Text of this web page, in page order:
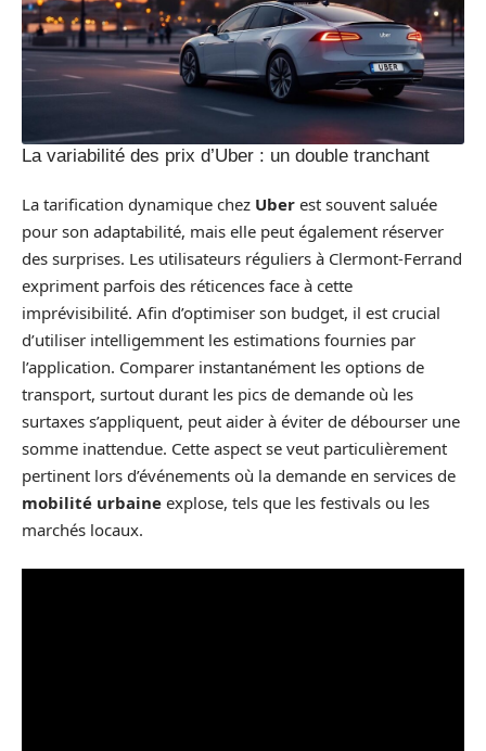
La variabilité des prix d’Uber : un double tranchant
La tarification dynamique chez Uber est souvent saluée
pour son adaptabilité, mais elle peut également réserver
des surprises. Les utilisateurs réguliers à Clermont-Ferrand
expriment parfois des réticences face à cette
imprévisibilité. Afin d’optimiser son budget, il est crucial
d’utiliser intelligemment les estimations fournies par
l’application. Comparer instantanément les options de
transport, surtout durant les pics de demande où les
surtaxes s’appliquent, peut aider à éviter de débourser une
somme inattendue. Cette aspect se veut particulièrement
pertinent lors d’événements où la demande en services de
mobilité urbaine explose, tels que les festivals ou les
marchés locaux.